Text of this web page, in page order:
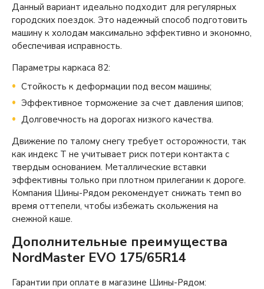
Данный вариант идеально подходит для регулярных
городских поездок. Это надежный способ подготовить
машину к холодам максимально эффективно и экономно,
обеспечивая исправность.
Параметры каркаса 82:
Стойкость к деформации под весом машины;
Эффективное торможение за счет давления шипов;
Долговечность на дорогах низкого качества.
Движение по талому снегу требует осторожности, так
как индекс T не учитывает риск потери контакта с
твердым основанием. Металлические вставки
эффективны только при плотном прилегании к дороге.
Компания Шины-Рядом рекомендует снижать темп во
время оттепели, чтобы избежать скольжения на
снежной каше.
Дополнительные преимущества
NordMaster EVO 175/65R14
Гарантии при оплате в магазине Шины-Рядом: